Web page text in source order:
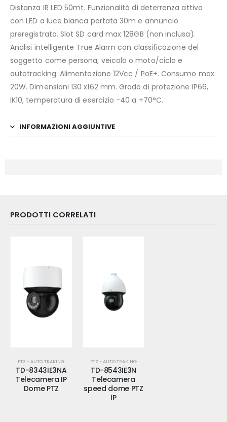
Distanza IR LED 50mt. Funzionalità di deterrenza attiva
con LED a luce bianca portata 30m e annuncio
preregistrato. Slot SD card max 128GB (non inclusa).
Analisi intelligente True Alarm con classificazione del
soggetto come persona, veicolo o moto/ciclo e
autotracking. Alimentazione 12Vcc / PoE+. Consumo max
20W. Dimensioni 130 x162 mm. Grado di protezione IP66,
IK10, temperatura di esercizio -40 a +70°C.
INFORMAZIONI AGGIUNTIVE
PRODOTTI CORRELATI
PTZ - AUTO TRAKING
TD-8343IE3NA
Telecamera IP
Dome PTZ
PTZ - AUTO TRAKING
TD-8543IE3N
Telecamera
speed dome PTZ
IP